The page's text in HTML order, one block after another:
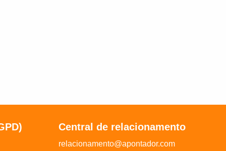
Central de relacionamento
relacionamento@apontador.com